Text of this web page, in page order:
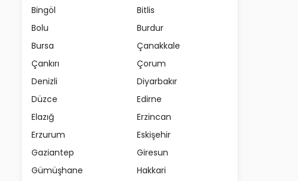
Bingöl
Bitlis
Bolu
Burdur
Bursa
Çanakkale
Çankırı
Çorum
Denizli
Diyarbakır
Düzce
Edirne
Elazığ
Erzincan
Erzurum
Eskişehir
Gaziantep
Giresun
Gümüşhane
Hakkari